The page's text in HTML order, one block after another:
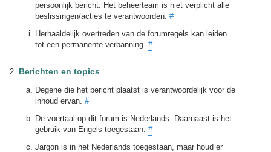
persoonlijk bericht. Het beheerteam is niet verplicht alle
beslissingen/acties te verantwoorden. #
Herhaaldelijk overtreden van de forumregels kan leiden
tot een permanente verbanning. #
Berichten en topics
Degene die het bericht plaatst is verantwoordelijk voor de
inhoud ervan. #
De voertaal op dit forum is Nederlands. Daarnaast is het
gebruik van Engels toegestaan. #
Jargon is in het Nederlands toegestaan, maar houd er